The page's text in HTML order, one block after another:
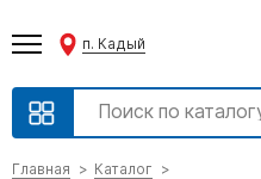
п. Кадый
Главная
Каталог